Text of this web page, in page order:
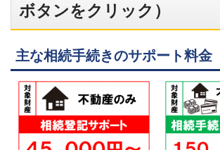
ボタンをクリック）
主な相続手続きのサポート料金